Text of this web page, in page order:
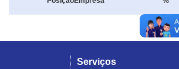
Serviços